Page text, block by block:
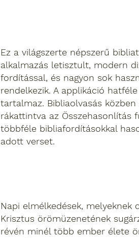
Ez a világszerte népszerű
alkalmazás letisztult, modern
fordítással, és nagyon sok
rendelkezik. A applikáció
tartalmaz. Bibliaolvasás közben
rákattintva az Összehasonlítás
többféle bibliafordításokkal
adott verset.
Napi elmélkedések, melyeknek
Krisztus örömüzenetének
révén minél több ember élete